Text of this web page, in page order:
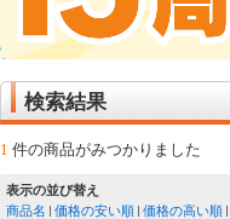
検索結果
1 件の商品がみつかりました
表示の並び替え
商品名
価格の安い順 価格の高い順